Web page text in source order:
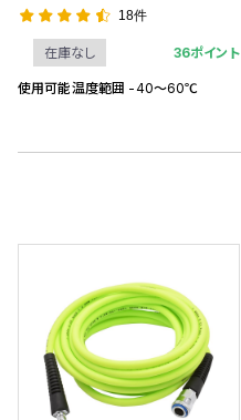
18件
在庫なし 36ポイント
使用可能温度範囲 -40～60℃